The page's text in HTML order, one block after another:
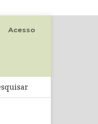
Acesso